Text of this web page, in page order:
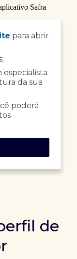
para abrir
da sua
poderá
de